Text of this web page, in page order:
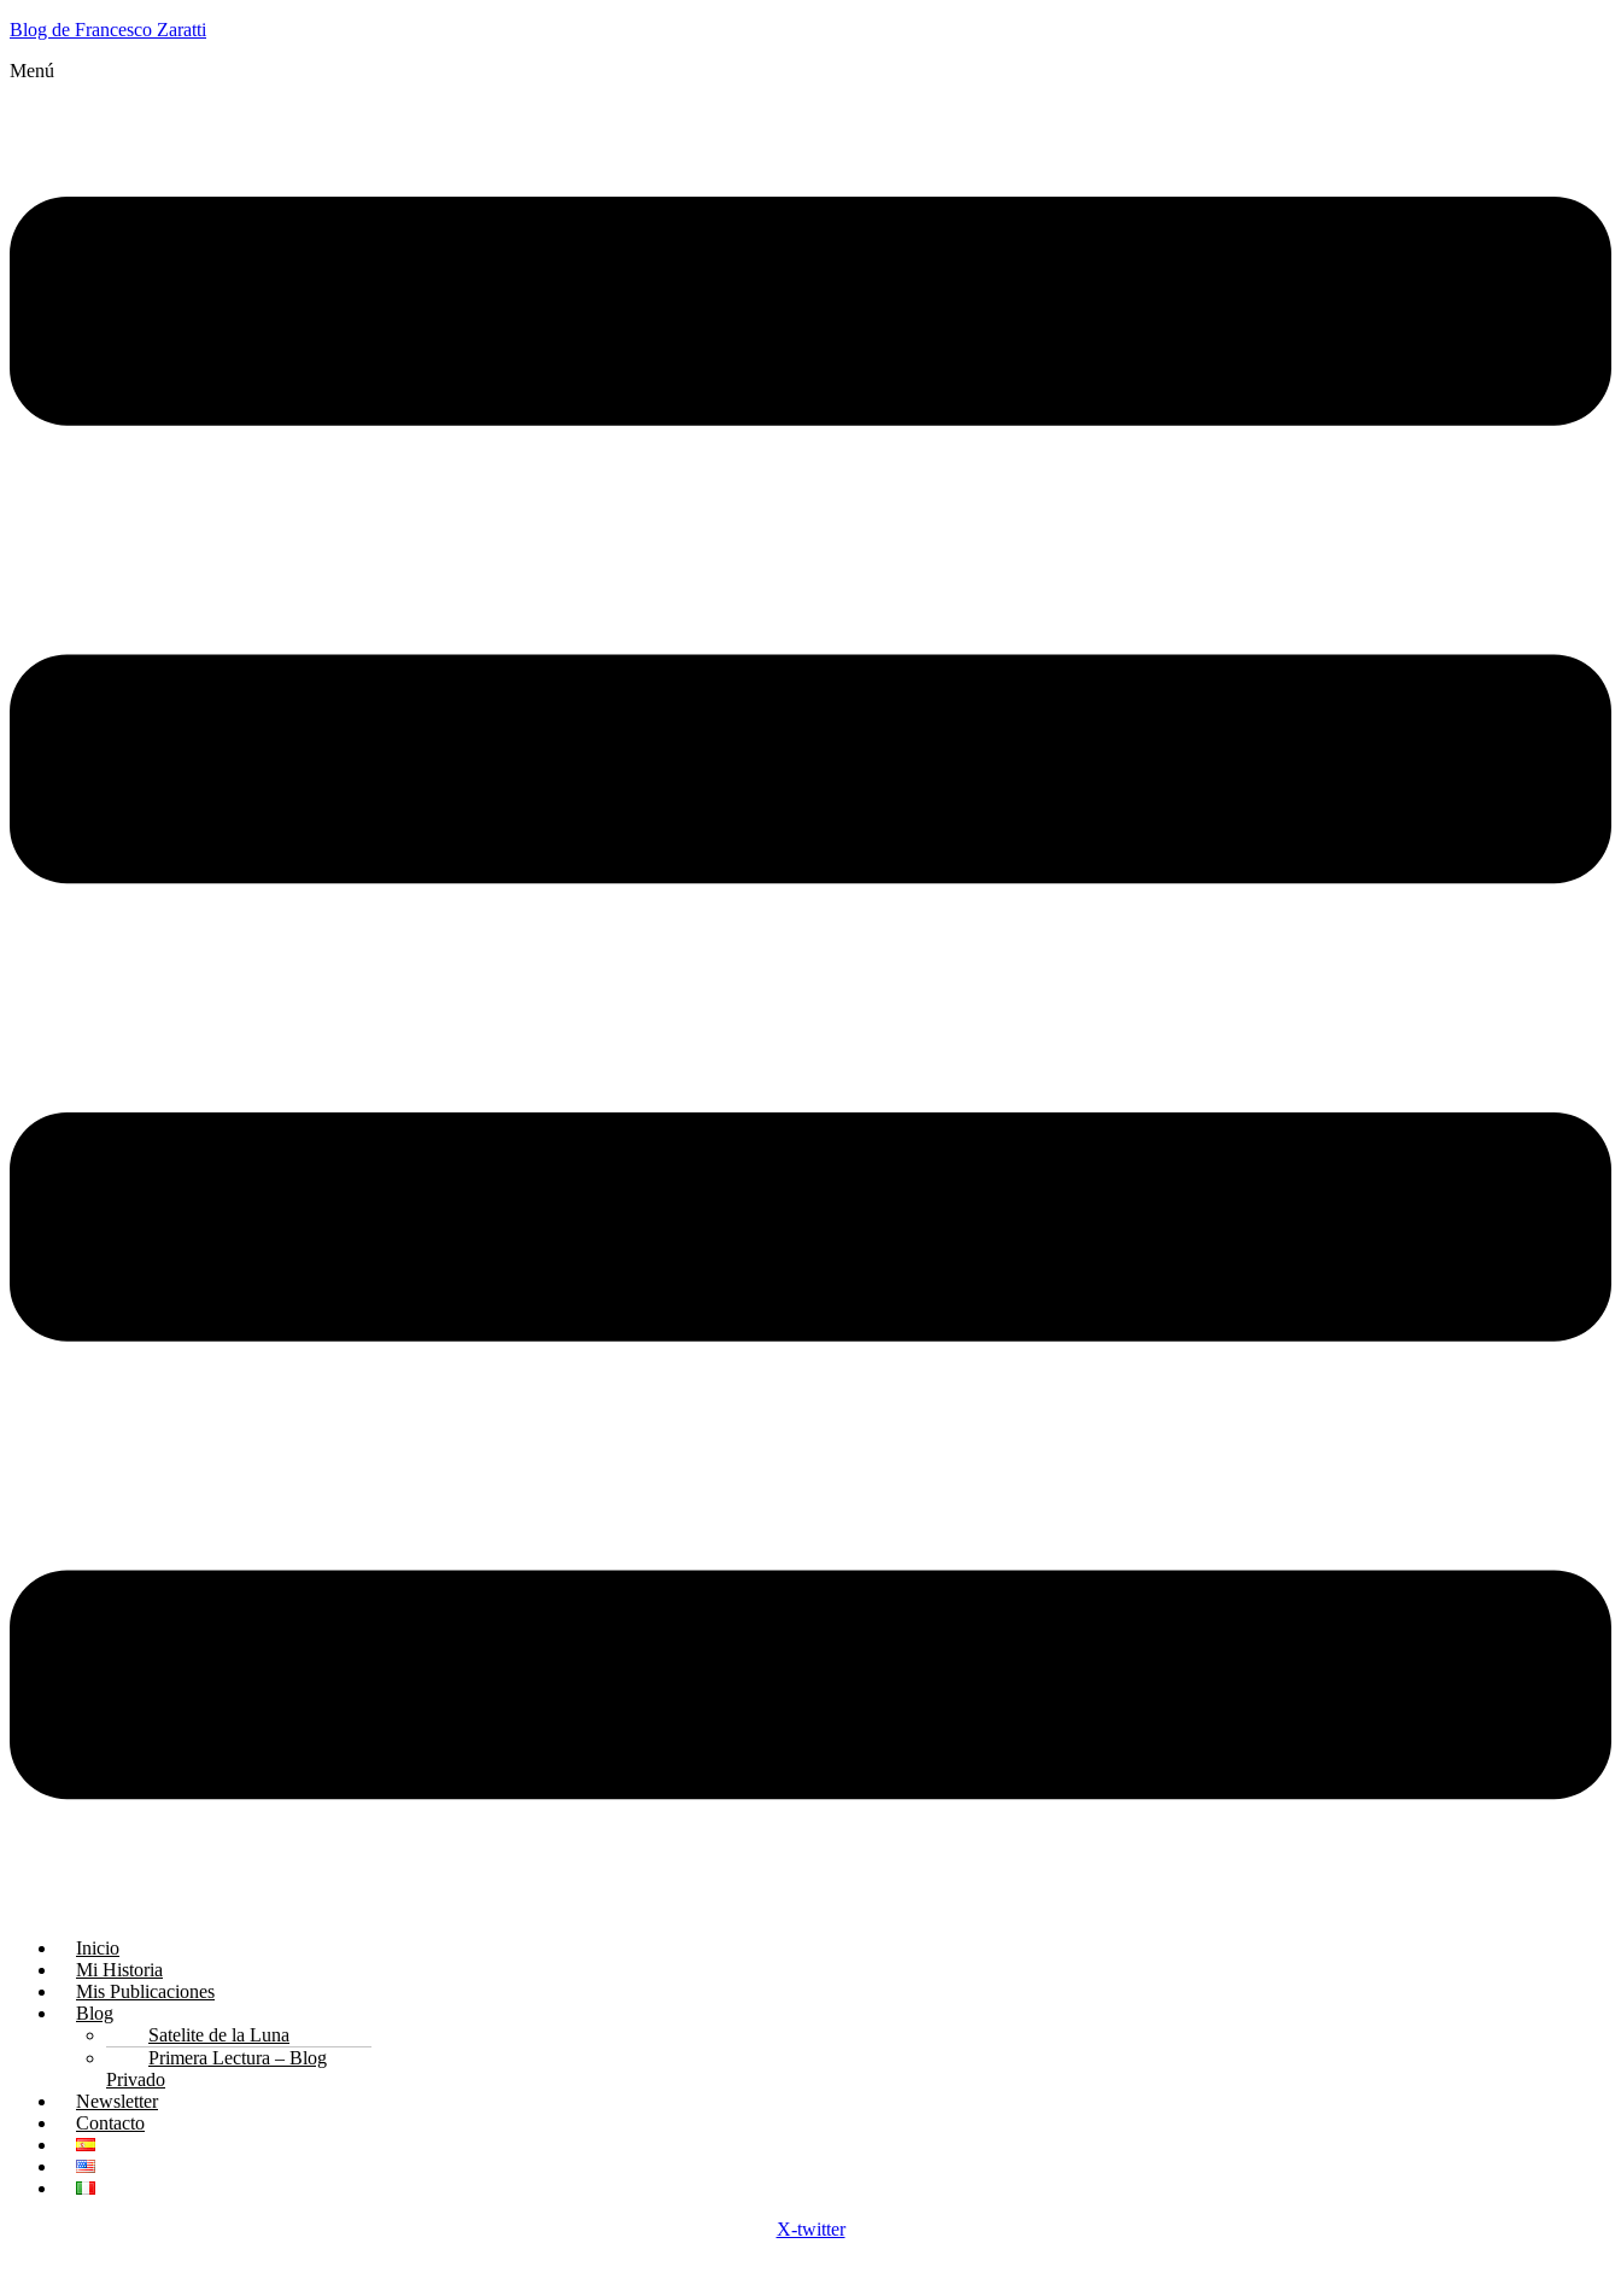
Blog de Francesco Zaratti
Menú
Inicio
Mi Historia
Mis Publicaciones
Blog
Satelite de la Luna
Primera Lectura – Blog
Privado
Newsletter
Contacto
X-twitter